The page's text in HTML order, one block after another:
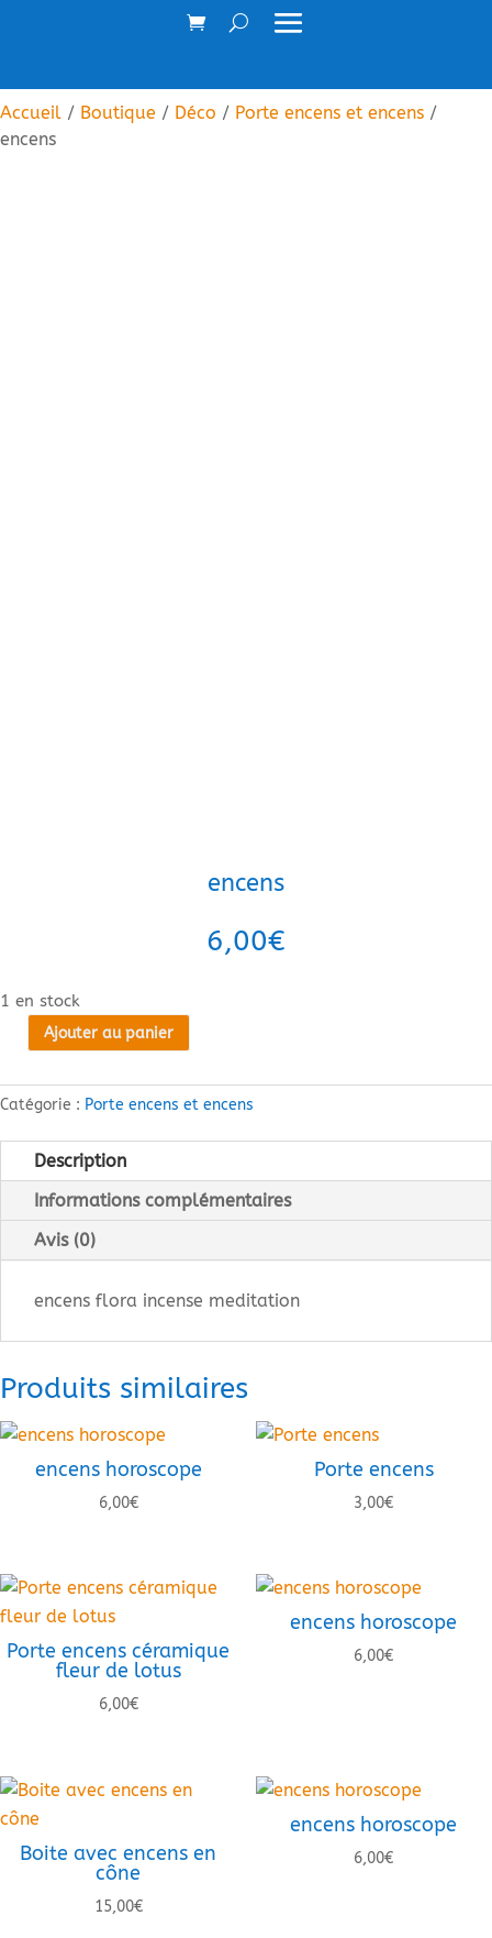
Accueil / Boutique / Déco / Porte encens et encens /
encens
encens
6,00€
1 en stock
quantité
encens
Ajouter au panier
Catégorie : Porte encens et encens
Description
Informations complémentaires
Avis (0)
encens flora incense meditation
Produits similaires
encens horoscope
6,00€
Porte encens
3,00€
Porte encens céramique
fleur de lotus
6,00€
encens horoscope
6,00€
Boite avec encens en
cône
15,00€
encens horoscope
6,00€